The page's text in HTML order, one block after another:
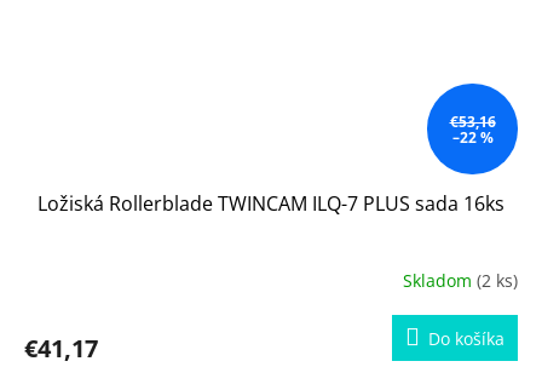
€53,16
–22 %
Ložiská Rollerblade TWINCAM ILQ-7 PLUS sada 16ks
Skladom (2 ks)
€41,17 Do košíka